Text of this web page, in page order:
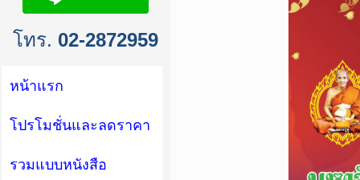
โทร. 02-2872959
หน้าแรก
โปรโมชั่นและลดราคา
รวมแบบหนังสือ